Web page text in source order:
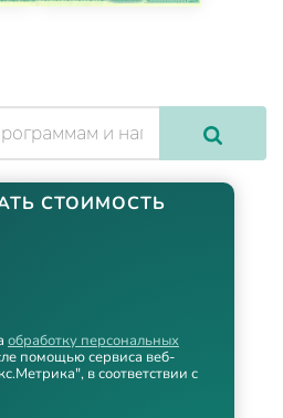
СТОИМОСТЬ
обработку персональных
помощью сервиса веб-
в соответствии с